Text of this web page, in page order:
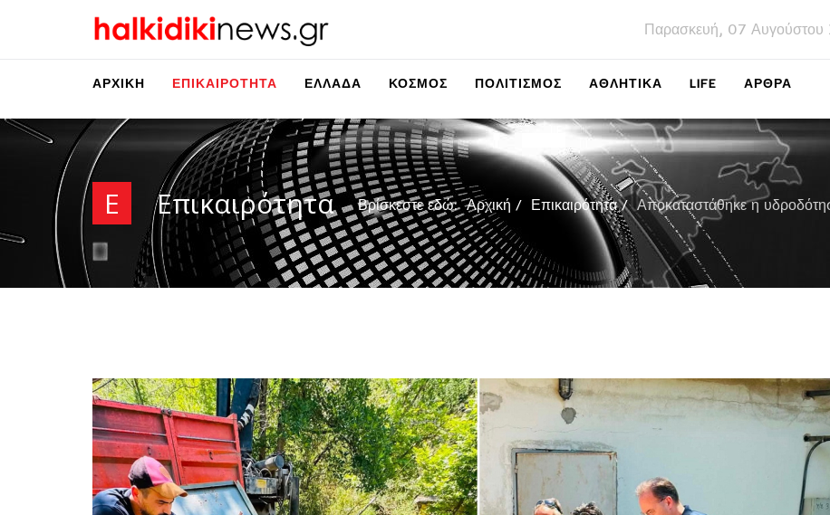
Παρασκευή, 07 Αυγούστου
ΑΡΧΙΚΉ ΕΠΙΚΑΙΡΌΤΗΤΑ ΕΛΛΆΔΑ ΚΌΣΜΟΣ ΠΟΛΙΤΙΣΜΌΣ ΑΘΛΗΤΙΚΆ LIFE ΑΡΘΡΑ
Ε Επικαιρότητα Βρίσκεστε εδώ:Αρχική Επικαιρότητα Αποκαταστάθηκε η